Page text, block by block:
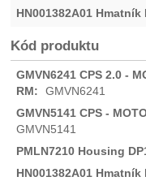
Kód produktu
GMVN6241
GMVN5141